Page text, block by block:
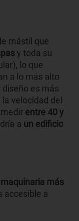
mástil que
y toda su
lo que
a lo más alto
es más
velocidad del
entre 40 y
a un edificio
más
accesible a